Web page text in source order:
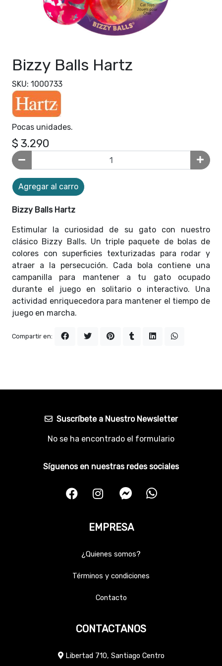
Bizzy Balls Hartz
SKU: 1000733
Pocas unidades.
$ 3.290
Agregar al carro
Bizzy Balls Hartz
Estimular la curiosidad de su gato con nuestro
clásico Bizzy Balls. Un triple paquete de bolas de
colores con superficies texturizadas para rodar y
atraer a la persecución. Cada bola contiene una
campanilla para mantener a tu gato ocupado
durante el juego en solitario o interactivo. Una
actividad enriquecedora para mantener el tiempo de
juego en marcha.
Compartir en:
Suscríbete a Nuestro Newsletter
No se ha encontrado el formulario
Síguenos en nuestras redes sociales
EMPRESA
¿Quienes somos?
Términos y condiciones
Contacto
CONTACTANOS
Libertad 710, Santiago Centro